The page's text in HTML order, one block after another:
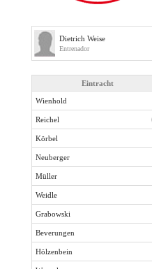
Dietrich Weise
Entrenador
Eintracht
Wienhold
Reichel
Körbel
Neuberger
Müller
Weidle
Grabowski
Beverungen
Hölzenbein